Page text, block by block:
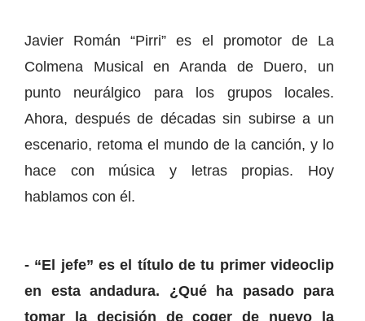
Javier Román “Pirri” es el promotor de La
Colmena Musical en Aranda de Duero, un
punto neurálgico para los grupos locales.
Ahora, después de décadas sin subirse a un
escenario, retoma el mundo de la canción, y lo
hace con música y letras propias. Hoy
hablamos con él.
- “El jefe” es el título de tu primer videoclip
en esta andadura. ¿Qué ha pasado para
tomar la decisión de coger de nuevo la